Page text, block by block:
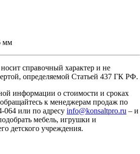
мм
справочный характер и не
определяемой Статьей 437 ГК РФ.
информации о стоимости и сроках
к менеджерам продаж по
064 или по адресу info@konsaltpro.ru – и
мебель, игрушки и
детского учреждения.